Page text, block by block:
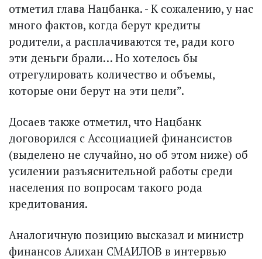
отметил глава Нацбанка. - К сожалению, у нас
много фактов, когда берут кредиты
родители, а расплачиваются те, ради кого
эти деньги брали… Но хотелось бы
отрегулировать количество и объемы,
которые они берут на эти цели”.
Досаев также отметил, что Нацбанк
договорился с Ассоциацией финансистов
(выделено не случайно, но об этом ниже) об
усилении разъяснительной работы среди
населения по вопросам такого рода
кредитования.
Аналогичную позицию высказал и министр
финансов Алихан СМАИЛОВ в интервью